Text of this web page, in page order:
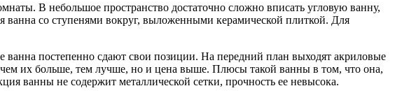
В небольшое пространство достаточно сложно вписать угловую ванну,
ванна со ступенями вокруг, выложенными керамической плиткой. Для
ванна постепенно сдают свои позиции. На передний план выходят акриловые
чем их больше, тем лучше, но и цена выше. Плюсы такой ванны в том, что она,
ванны не содержит металлической сетки, прочность ее невысока.